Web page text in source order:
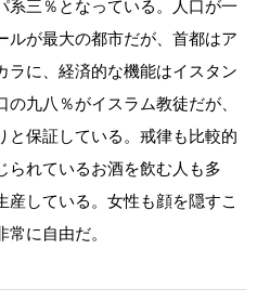
系三％となっている。人口が一
ルが最大の都市だが、首都はア
ラに、経済的な機能はイスタン
九八％がイスラム教徒だが、
と保証している。戒律も比較的
られているお酒を飲む人も多
産している。女性も顔を隠すこ
に自由だ。